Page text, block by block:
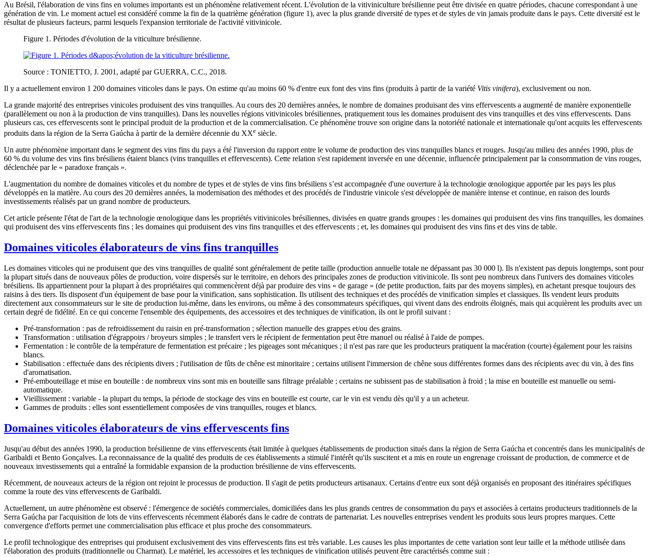
Au Brésil, l'élaboration de vins fins en volumes importants est un phénomène relativement récent. L'évolution de la vitiviniculture brésilienne peut être divisée en quatre périodes, chacune correspondant à une
génération de vin. Le moment actuel est considéré comme la fin de la quatrième génération (figure 1), avec la plus grande diversité de types et de styles de vin jamais produite dans le pays. Cette diversité est le
résultat de plusieurs facteurs, parmi lesquels l'expansion territoriale de l'activité vitivinicole.
Figure 1. Périodes d'évolution de la viticulture brésilienne.
Source : TONIETTO, J. 2001, adapté par GUERRA, C.C., 2018.
Il y a actuellement environ 1 200 domaines viticoles dans le pays. On estime qu'au moins 60 % d'entre eux font des vins fins (produits à partir de la variété Vitis vinifera), exclusivement ou non.
La grande majorité des entreprises vinicoles produisent des vins tranquilles. Au cours des 20 dernières années, le nombre de domaines produisant des vins effervescents a augmenté de manière exponentielle
(parallèlement ou non à la production de vins tranquilles). Dans les nouvelles régions vitivinicoles brésiliennes, pratiquement tous les domaines produisent des vins tranquilles et des vins effervescents. Dans
plusieurs cas, ces effervescents sont le principal produit de la production et de la commercialisation. Ce phénomène trouve son origine dans la notoriété nationale et internationale qu'ont acquits les effervescents
produits dans la région de la Serra Gaúcha à partir de la dernière décennie du XXe siècle.
Un autre phénomène important dans le segment des vins fins du pays a été l'inversion du rapport entre le volume de production des vins tranquilles blancs et rouges. Jusqu'au milieu des années 1990, plus de
60 % du volume des vins fins brésiliens étaient blancs (vins tranquilles et effervescents). Cette relation s'est rapidement inversée en une décennie, influencée principalement par la consommation de vins rouges,
déclenchée par le « paradoxe français ».
L'augmentation du nombre de domaines viticoles et du nombre de types et de styles de vins fins brésiliens s’est accompagnée d'une ouverture à la technologie œnologique apportée par les pays les plus
développés en la matière. Au cours des 20 dernières années, la modernisation des méthodes et des procédés de l'industrie vinicole s'est développée de manière intense et continue, en raison des lourds
investissements réalisés par un grand nombre de producteurs.
Cet article présente l'état de l'art de la technologie œnologique dans les propriétés vitivinicoles brésiliennes, divisées en quatre grands groupes : les domaines qui produisent des vins fins tranquilles, les domaines
qui produisent des vins effervescents fins ; les domaines qui produisent des vins fins tranquilles et des effervescents ; et, les domaines qui produisent des vins fins et des vins de table.
Domaines viticoles élaborateurs de vins fins tranquilles
Les domaines viticoles qui ne produisent que des vins tranquilles de qualité sont généralement de petite taille (production annuelle totale ne dépassant pas 30 000 l). Ils n'existent pas depuis longtemps, sont pour
la plupart situés dans de nouveaux pôles de production, voire dispersés sur le territoire, en dehors des principales zones de production vitivinicole. Ils sont peu nombreux dans l'univers des domaines viticoles
brésiliens. Ils appartiennent pour la plupart à des propriétaires qui commencèrent déjà par produire des vins « de garage » (de petite production, faits par des moyens simples), en achetant presque toujours des
raisins à des tiers. Ils disposent d'un équipement de base pour la vinification, sans sophistication. Ils utilisent des techniques et des procédés de vinification simples et classiques. Ils vendent leurs produits
directement aux consommateurs sur le site de production lui-même, dans les environs, ou même à des consommateurs spécifiques, qui vivent dans des endroits éloignés, mais qui acquièrent les produits avec un
certain degré de fidélité. En ce qui concerne l'ensemble des équipements, des accessoires et des techniques de vinification, ils ont le profil suivant :
Pré-transformation : pas de refroidissement du raisin en pré-transformation ; sélection manuelle des grappes et/ou des grains.
Transformation : utilisation d'égrappoirs / broyeurs simples ; le transfert vers le récipient de fermentation peut être manuel ou réalisé à l'aide de pompes.
Fermentation : le contrôle de la température de fermentation est précaire ; les pigeages sont mécaniques ; il n'est pas rare que les producteurs pratiquent la macération (courte) également pour les raisins
blancs.
Stabilisation : effectuée dans des récipients divers ; l'utilisation de fûts de chêne est minoritaire ; certains utilisent l'immersion de chêne sous différentes formes dans des récipients avec du vin, à des fins
d'aromatisation.
Pré-embouteillage et mise en bouteille : de nombreux vins sont mis en bouteille sans filtrage préalable ; certains ne subissent pas de stabilisation à froid ; la mise en bouteille est manuelle ou semi-
automatique.
Vieillissement : variable - la plupart du temps, la période de stockage des vins en bouteille est courte, car le vin est vendu dès qu'il y a un acheteur.
Gammes de produits : elles sont essentiellement composées de vins tranquilles, rouges et blancs.
Domaines viticoles élaborateurs de vins effervescents fins
Jusqu'au début des années 1990, la production brésilienne de vins effervescents était limitée à quelques établissements de production situés dans la région de Serra Gaúcha et concentrés dans les municipalités de
Garibaldi et Bento Gonçalves. La reconnaissance de la qualité des produits de ces établissements a stimulé l'intérêt qu'ils suscitent et a mis en route un engrenage croissant de production, de commerce et de
nouveaux investissements qui a entraîné la formidable expansion de la production brésilienne de vins effervescents.
Récemment, de nouveaux acteurs de la région ont rejoint le processus de production. Il s'agit de petits producteurs artisanaux. Certains d'entre eux sont déjà organisés en proposant des itinéraires spécifiques
comme la route des vins effervescents de Garibaldi.
Actuellement, un autre phénomène est observé : l'émergence de sociétés commerciales, domiciliées dans les plus grands centres de consommation du pays et associées à certains producteurs traditionnels de la
Serra Gaúcha par l'acquisition de lots de vins effervescents récemment élaborés dans le cadre de contrats de partenariat. Les nouvelles entreprises vendent les produits sous leurs propres marques. Cette
convergence d'efforts permet une commercialisation plus efficace et plus proche des consommateurs.
Le profil technologique des entreprises qui produisent exclusivement des vins effervescents fins est très variable. Les causes les plus importantes de cette variation sont leur taille et la méthode utilisée dans
l'élaboration des produits (traditionnelle ou Charmat). Le matériel, les accessoires et les techniques de vinification utilisés peuvent être caractérisés comme suit :